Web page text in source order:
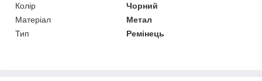
Колір
Чорний
Матеріал
Метал
Тип
Ремінець